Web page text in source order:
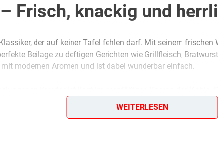
Frisch, knackig und
der auf keiner Tafel fehlen darf. Mit seinem frischen
Beilage zu deftigen Gerichten wie Grillfleisch,
modernen Aromen und ist dabei wunderbar einfach.
eindringen. Dieses Rezept ist nicht nur köstlich, sondern
WEITERLESEN